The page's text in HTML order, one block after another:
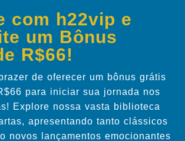
com h22vip e
um Bônus
R$66!
de oferecer um bônus grátis
para iniciar sua jornada nos
Explore nossa vasta biblioteca
apresentando tanto clássicos
novos lançamentos emocionantes